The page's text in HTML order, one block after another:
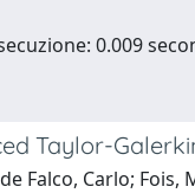
0.009
Taylor-
Falco, Carlo; Fois,